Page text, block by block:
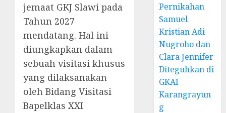
jemaat GKJ Slawi pada
Tahun 2027
mendatang. Hal ini
diungkapkan dalam
sebuah visitasi khusus
yang dilaksanakan
oleh Bidang Visitasi
Bapelklas XXI
Pernikahan
Samuel
Kristian Adi
Nugroho dan
Clara Jennifer
Diteguhkan di
GKAI
Karangrayun
g